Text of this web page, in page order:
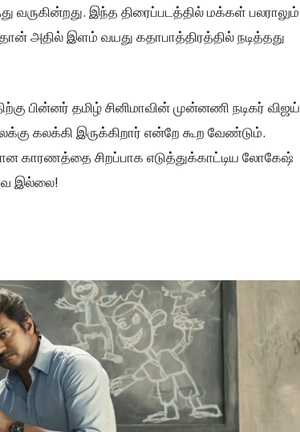
இந்த திரைப்படத்தில் மக்கள் பலராலும்
அதில் இளம் வயது கதாபாத்திரத்தில் நடித்தது
பின்னர் தமிழ் சினிமாவின் முன்னணி நடிகர் விஜய்
கலக்கி இருக்கிறார் என்றே கூற வேண்டும்.
காரணத்தை சிறப்பாக எடுத்துக்காட்டிய லோகேஷ்
இல்லை!